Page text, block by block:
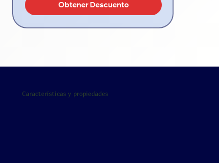
Obtener Descuento
Características y propiedades